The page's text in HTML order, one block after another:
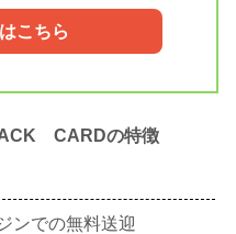
こちら
CARDの特徴
ンでの無料送迎